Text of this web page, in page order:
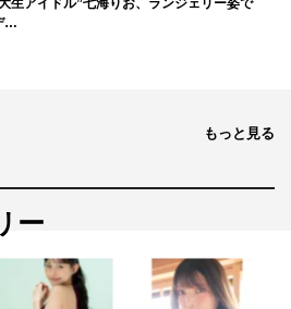
…
もっと見る
ー